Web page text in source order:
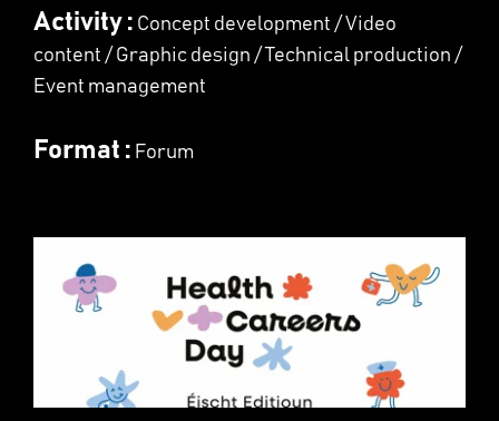
Activity : Concept development / Video
content / Graphic design / Technical production /
Event management
Format : Forum